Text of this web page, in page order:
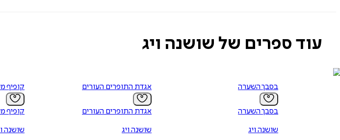
עוד ספרים של שושנה ויג
בסבך השערה
בסבך השערה
שושנה ויג
אגדת התופרים העורים
אגדת התופרים העורים
שושנה ויג
קופיף
קופיף
שושנה